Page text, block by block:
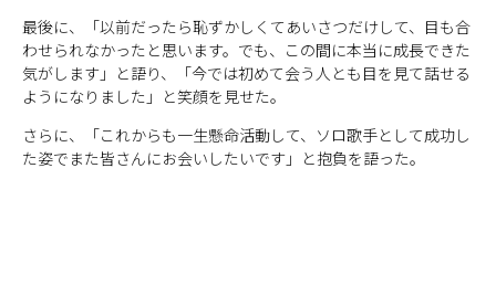
最後に、「以前だったら恥ずかしくてあいさつだけして、目も合
わせられなかったと思います。でも、この間に本当に成長できた
気がします」と語り、「今では初めて会う人とも目を見て話せる
ようになりました」と笑顔を見せた。
さらに、「これからも一生懸命活動して、ソロ歌手として成功し
た姿でまた皆さんにお会いしたいです」と抱負を語った。